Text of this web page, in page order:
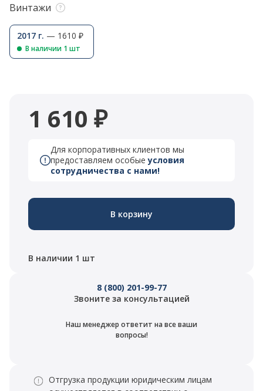
Винтажи
2017 г. — 1610 ₽
В наличии 1 шт
1 610 ₽
Для корпоративных клиентов мы
предоставляем особыеусловия
сотрудничества с нами!
В корзину
В наличии 1 шт
8 (800) 201-99-77
Звоните за консультацией
Наш менеджер ответит на все ваши
вопросы!
Отгрузка продукции юридическим лицам